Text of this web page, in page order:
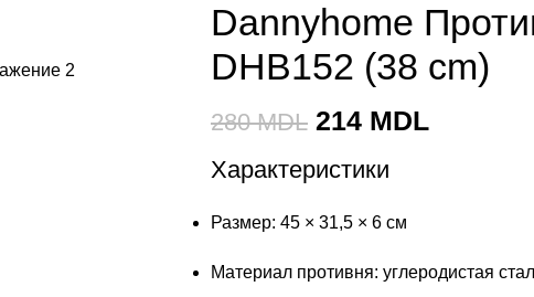
Dannyhome
DHB152 (38 cm)
280MDL 214 MDL
Характеристики
Размер: 45 × 31,5 × 6 см
Материал противня: углеродистая